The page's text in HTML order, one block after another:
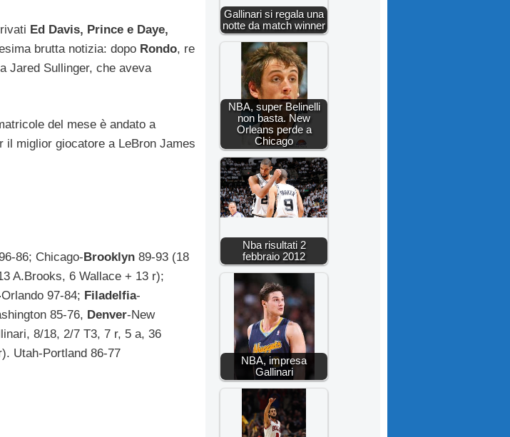
Ed Davis, Prince e Daye,
brutta notizia: dopo Rondo, re
Jared Sullinger, che aveva
del mese è andato a
il miglior giocatore a LeBron James
86; Chicago- Brooklyn 89-93 (18
A.Brooks, 6 Wallace + 13 r);
Orlando 97-84; Filadelfia-
85-76, Denver-New
8/18, 2/7 T3, 7 r, 5 a, 36
Utah-Portland 86-77
Gallinari si regala una
notte da match winner
NBA, super Belinelli
non basta. New
Orleans perde a
Chicago
Nba risultati 2
febbraio 2012
NBA, impresa
Gallinari